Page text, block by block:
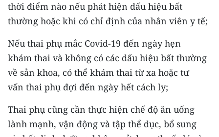
thời điểm nào nếu phát hiện dấu hiệu bất
thường hoặc khi có chỉ định của nhân viên y tế;
Nếu thai phụ mắc Covid-19 đến ngày hẹn
khám thai và không có các dấu hiệu bất thường
về sản khoa, có thể khám thai từ xa hoặc tư
vấn thai phụ đợi đến ngày hết cách ly;
Thai phụ cũng cần thực hiện chế độ ăn uống
lành mạnh, vận động và tập thể dục, bổ sung